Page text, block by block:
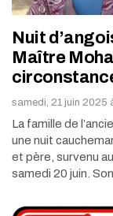
Nuit
Maître
samedi, 21 juin 2025
La famille de
une nuit
et père, survenu
samedi 20 juin.